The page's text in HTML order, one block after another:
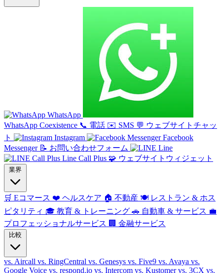
WhatsApp
WhatsApp Coexistence 📞 電話 ✉️ SMS 💬 ウェブサイトチャッ
ト
Instagram
Facebook
Messenger 📝 お問い合わせフォーム
Line
Line Call Plus 🧩 ウェブサイトウィジェット
業界
🛒 Eコマース ❤️ ヘルスケア 🏠 不動産 🍽️ レストラン & ホス
ピタリティ 🎓 教育 & トレーニング 🚗 自動車 & サービス 💼
プロフェッショナルサービス 🏢 金融サービス
比較
vs. Aircall vs. RingCentral vs. Genesys vs. Five9 vs. Avaya vs.
Google Voice vs. respond.io vs. Intercom vs. Kustomervs. 3CX vs.